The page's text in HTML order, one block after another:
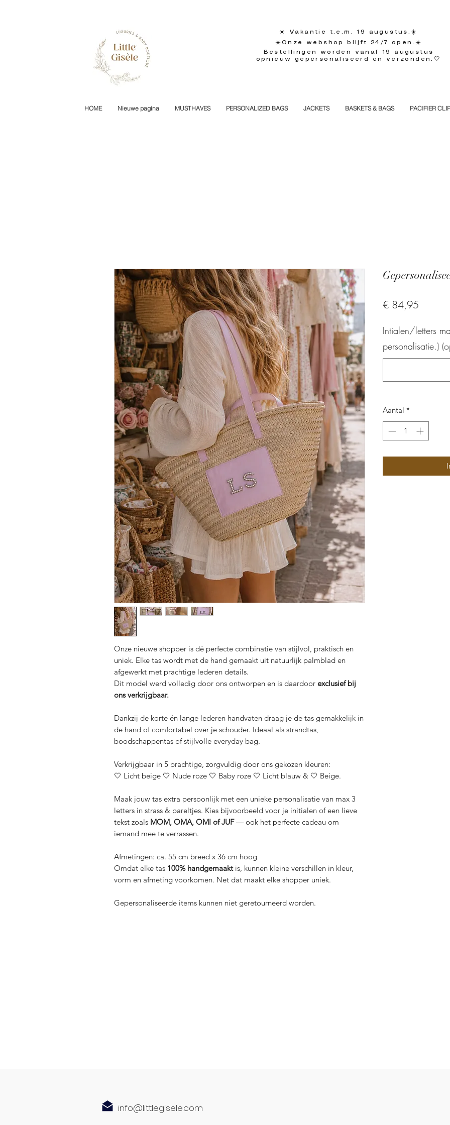
☀️ Vakantie t.e.m. 19 augustus.☀️
☀️Onze webshop blijft 24/7 open.☀️
Bestellingen worden vanaf 19 augustus
opnieuw gepersonaliseerd en verzonden.🤍
HOME Nieuwe pagina MUSTHAVES PERSONALIZED BAGS JACKETS BASKETS & BAGS PACIFIER
Onze nieuwe shopper is dé perfecte combinatie van stijlvol, praktisch en
uniek. Elke tas wordt met de hand gemaakt uit natuurlijk palmblad en
afgewerkt met prachtige lederen details.
Dit model werd volledig door ons ontworpen en is daardoor exclusief bij
ons verkrijgbaar.
Dankzij de korte én lange lederen handvaten draag je de tas gemakkelijk in
de hand of comfortabel over je schouder. Ideaal als strandtas,
boodschappentas of stijlvolle everyday bag.
Verkrijgbaar in 5 prachtige, zorgvuldig door ons gekozen kleuren:
🤍 Licht beige 🤍 Nude roze 🤍 Baby roze 🤍 Licht blauw & 🤍 Beige.
Maak jouw tas extra persoonlijk met een unieke personalisatie van max 3
letters in strass & pareltjes. Kies bijvoorbeeld voor je initialen of een lieve
tekst zoals MOM, OMA, OMI of JUF— ook het perfecte cadeau om
iemand mee te verrassen.
Afmetingen: ca. 55 cm breed x 36 cm hoog
Omdat elke tas 100% handgemaaktis, kunnen kleine verschillen in kleur,
vorm en afmeting voorkomen. Net dat maakt elke shopper uniek.
Gepersonaliseerde items kunnen niet geretourneerd worden.
€ 84,95
Intialen/letters
personalisatie.)
Aantal *
info@littlegisele.com